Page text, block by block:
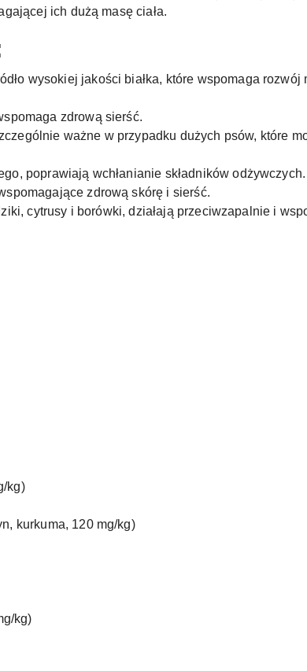
ich dużą masę ciała.
wysokiej jakości białka, które wspomaga rozwój
zdrową sierść.
ważne w przypadku dużych psów, które
poprawiają wchłanianie składników odżywczych.
zdrową skórę i sierść.
cytrusy i borówki, działają przeciwzapalnie i
kg)
kurkuma, 120 mg/kg)
kg)